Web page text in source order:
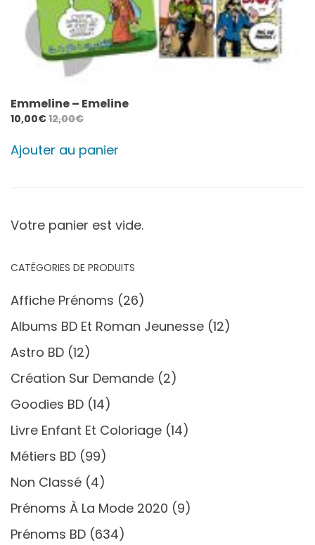
Emmeline – Emeline
10,00€12,00€
Ajouter au panier
Votre panier est vide.
CATÉGORIES DE PRODUITS
Affiche Prénoms (26)
Albums BD Et Roman Jeunesse (12)
Astro BD (12)
Création Sur Demande (2)
Goodies BD (14)
Livre Enfant Et Coloriage (14)
Métiers BD (99)
Non Classé (4)
Prénoms À La Mode 2020 (9)
Prénoms BD (634)